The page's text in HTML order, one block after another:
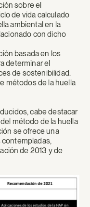
sobre el
de vida calculado
ambiental en la
con dicho
basada en los
determinar el
de sostenibilidad.
métodos de la huella
cabe destacar
método de la huella
se ofrece una
contempladas,
de 2013 y de